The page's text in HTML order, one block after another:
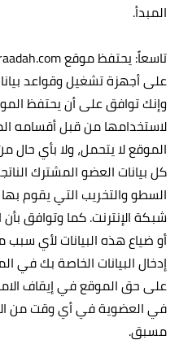
المبدأ.‏
على أجهزة تشغيل وقواعد
وإنك توافق على أن يحتفظ
لاستخدامها من قبل أقسامه
الموقع لا يتحمل، ولا بأي حال
كل بيانات العضو المشترك
السطو والتخريب التي يقوم
شبكة الإنترنت. كما وتوافق
أو ضياع هذه البيانات لأي
إدخال البيانات الخاصة بك في
على حق الموقع في إيقاف
في العضوية في أي وقت من
مسبق.